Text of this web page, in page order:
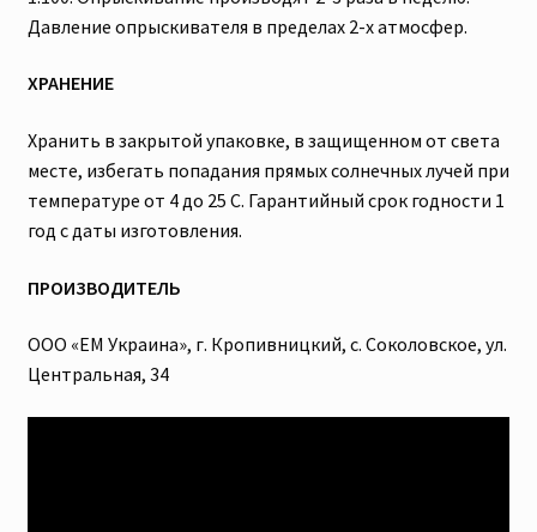
Давление опрыскивателя в пределах 2-х атмосфер.
ХРАНЕНИЕ
Хранить в закрытой упаковке, в защищенном от света
месте, избегать попадания прямых солнечных лучей при
температуре от 4 до 25 С. Гарантийный срок годности 1
год с даты изготовления.
ПРОИЗВОДИТЕЛЬ
ООО «ЕМ Украина», г. Кропивницкий, с. Соколовское, ул.
Центральная, 34